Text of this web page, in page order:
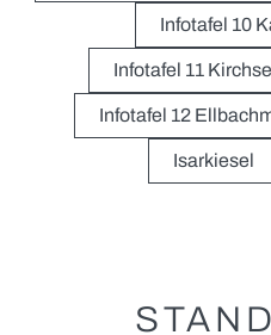
Ostermarkt
Für Aussteller
WISSEN UND
Tölzer Stadtgeschichte
Tölzer Stadtmuseum
Infotafel 10
Infotafel 11
Infotafel 12
Isarkiesel